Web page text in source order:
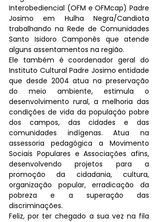
Interobediencial (OFM e OFMcap) Padre
Josimo em Hulha Negra/Candiota
trabalhando na Rede de Comunidades
Santo Isidoro Camponês que atende
alguns assentamentos na região.
Ele também é coordenador geral do
Instituto Cultural Padre Josimo entidade
que desde 2004 atua na preservação
do meio ambiente, estimula o
desenvolvimento rural, a melhoria das
condições de vida da população pobre
dos campos, das cidades e das
comunidades indígenas. Atua na
assessoria pedagógica a Movimento
Sociais Populares e Associações afins,
desenvolvendo projetos para a
promoção da cidadania, cultura,
organização popular, erradicação da
pobreza e a superação das
discriminações.
Feliz, por ter chegado a sua vez na fila